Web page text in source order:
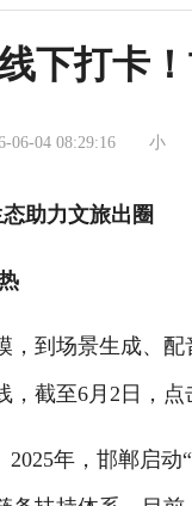
下打卡
06-04 08:29:16 小
助力文旅出圈
到场景生成、配
，截至6月2日，
年，邯郸启动